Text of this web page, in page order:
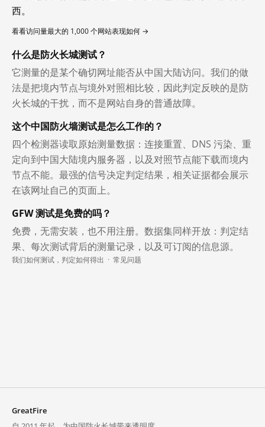
西。
看看访问量最大的 1,000 个网站表现如何 →
什么是防火长城测试？
它测量的是某个确切网址能否从中国大陆访问。我们的做
法是把境内节点与境外对照相比较，因此判定反映的是防
火长城的干扰，而不是网站自身的普通故障。
这个中国防火墙测试是怎么工作的？
四个检测器读取原始测量数据：连接重置、DNS 污染、重
定向到中国大陆境内服务器，以及对照节点能下载而境内
节点不能。最强的信号决定判定结果，相关证据都会展示
在该网址自己的页面上。
GFW 测试是免费的吗？
免费，无需安装，也不用注册。数据集同样开放：判定结
果、每次测试背后的测量记录，以及可订阅的信息源。
我们如何测试，判定如何得出 · 常见问题
GreatFire